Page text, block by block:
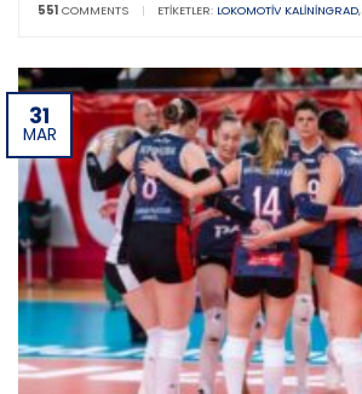
551 COMMENTS | ETIKETLER: LOKOMOTIV KALININGRAD,
31
MAR